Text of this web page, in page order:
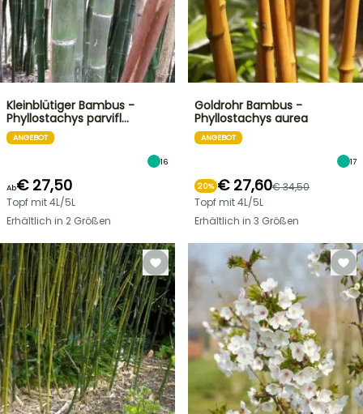
Kleinblütiger Bambus -
Phyllostachys parvifl…
ANGEBOT
16
Ab€ 27,50
Topf mit 4L/5L
Erhältlich in 2 Größen
Goldrohr Bambus -
Phyllostachys aurea
ANGEBOT
17
20% € 27,60€ 34,50
Topf mit 4L/5L
Erhältlich in 3 Größen